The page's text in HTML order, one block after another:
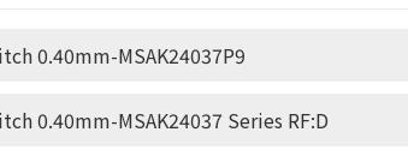
0.40mm-MSAK24037P9
0.40mm-MSAK24037 Series RF:D